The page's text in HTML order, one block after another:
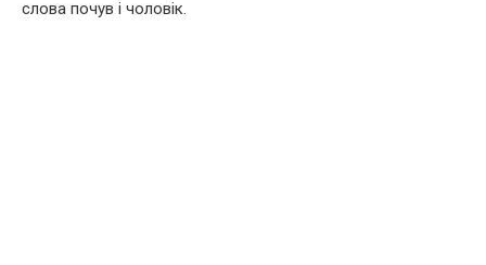
слова почув і чоловік.